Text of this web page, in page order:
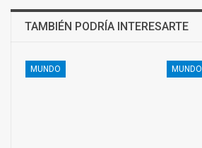
TAMBIÉN PODRÍA INTERESARTE
MUNDO MUNDO